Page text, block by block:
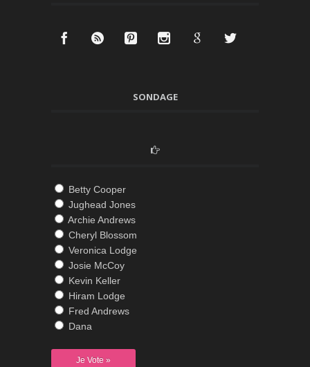
SONDAGE
Betty Cooper
Jughead Jones
Archie Andrews
Cheryl Blossom
Veronica Lodge
Josie McCoy
Kevin Keller
Hiram Lodge
Fred Andrews
Dana